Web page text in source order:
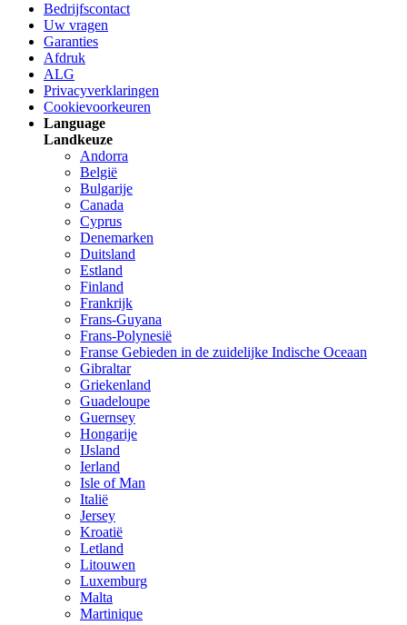
Bedrijfscontact
Uw vragen
Garanties
Afdruk
ALG
Privacyverklaringen
Cookievoorkeuren
Language
Landkeuze
Andorra
België
Bulgarije
Canada
Cyprus
Denemarken
Duitsland
Estland
Finland
Frankrijk
Frans-Guyana
Frans-Polynesië
Franse Gebieden in de zuidelijke Indische Oceaan
Gibraltar
Griekenland
Guadeloupe
Guernsey
Hongarije
IJsland
Ierland
Isle of Man
Italië
Jersey
Kroatië
Letland
Litouwen
Luxemburg
Malta
Martinique